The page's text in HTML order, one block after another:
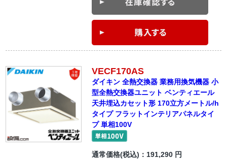
VECF170AS
ダイキン 全熱交換器 業務用換気機器 小
型全熱交換器ユニット ベンティエール
天井埋込カセット形 170立方メートル/h
タイプ フラットインテリアパネルタイ
プ 単相100V
通常価格(税込)： 191,290 円